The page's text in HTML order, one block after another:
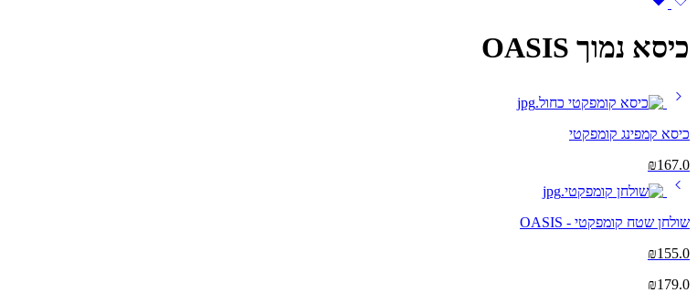
כיסא נמוך OASIS
כיסא קמפינג קומפקטי
₪167.0
שולחן שטח קומפקטי - OASIS
₪155.0
₪179.0